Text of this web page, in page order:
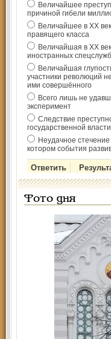
Величайшее
причиной гибели
Величайшее в ХХ
правящего класса
Величайшая в ХХ
иностранных спецслужб
Величайшая
участники революций
ими совершённого
Всего лишь не
эксперимент
Следствие
государственной власти
Неудачное
котором события
Фото дня